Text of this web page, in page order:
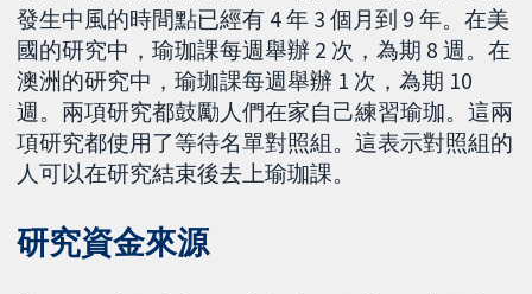
發生中風的時間點已經有 4 年 3 個月到 9 年。在美
國的研究中，瑜珈課每週舉辦 2 次，為期 8 週。在
澳洲的研究中，瑜珈課每週舉辦 1 次，為期 10
週。兩項研究都鼓勵人們在家自己練習瑜珈。這兩
項研究都使用了等待名單對照組。這表示對照組的
人可以在研究結束後去上瑜珈課。
研究資金來源